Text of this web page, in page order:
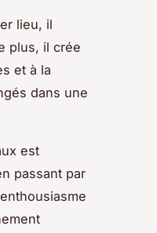
lieu, il
plus, il crée
et à la
dans une
est
passant par